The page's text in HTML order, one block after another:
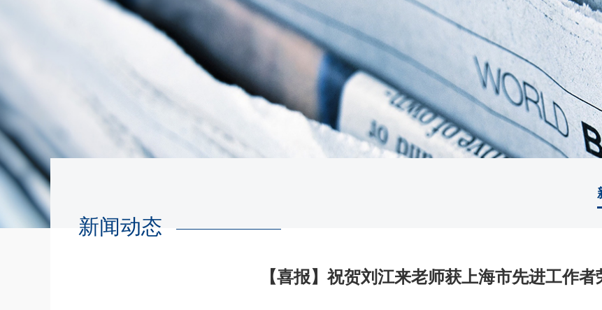
新闻动态
【喜报】祝贺刘江来老师获上海市先进工作者